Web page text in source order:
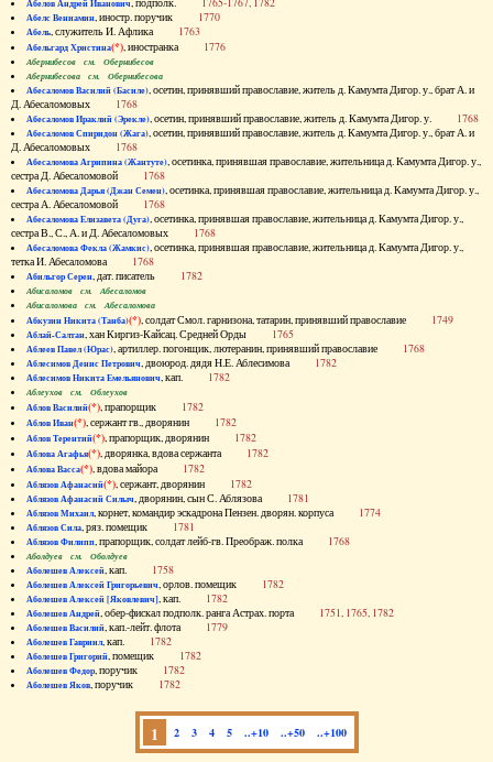
Абелов Андрей Иванович, подполк. 1765-1767, 1782
Абелс Вениамин, иностр. поручик 1770
Абель, служитель И. Афлика 1763
Абельгард Христина(*), иностранка 1776
Абернибесов см. Обернибесов
Абернибесова см. Обернибесова
Абесаломов Василий (Басиле), осетин, принявший православие, житель д. Камумта Дигор. у., брат А. и
Д. Абесаломовых 1768
Абесаломов Ираклий (Эрекле), осетин, принявший православие, житель д. Камумта Дигор. у. 1768
Абесаломов Спиридон (Жага), осетин, принявший православие, житель д. Камумта Дигор. у., брат А. и
Д. Абесаломовых 1768
Абесаломова Агрипина (Жантуте), осетинка, принявшая православие, жительница д. Камумта Дигор. у.,
сестра Д. Абесаломовой 1768
Абесаломова Дарья (Джан Семен), осетинка, принявшая православие, жительница д. Камумта Дигор. у.,
сестра А. Абесаломовой 1768
Абесаломова Елизавета (Дуга), осетинка, принявшая православие, жительница д. Камумта Дигор. у.,
сестра В., С., А. и Д. Абесаломовых 1768
Абесаломова Фекла (Жамкис), осетинка, принявшая православие, жительница д. Камумта Дигор. у.,
тетка И. Абесаломова 1768
Абильгор Серен, дат. писатель 1782
Абисаломов см. Абесаломов
Абисаломова см. Абесаломова
Абкузин Никита (Танба)(*), солдат Смол. гарнизона, татарин, принявший православие 1749
Аблай-Салтан, хан Киргиз-Кайсац. Средней Орды 1765
Аблеев Павел (Юрас), артиллер. погонщик, лютеранин, принявший православие 1768
Аблесимов Денис Петрович, двоюрод. дядя Н.Е. Аблесимова 1782
Аблесимов Никита Емельянович, кап. 1782
Аблеухов см. Облеухов
Аблов Василий(*), прапорщик 1782
Аблов Иван(*), сержант гв., дворянин 1782
Аблов Терентий(*), прапорщик, дворянин 1782
Аблова Агафья(*), дворянка, вдова сержанта 1782
Аблова Васса(*), вдова майора 1782
Аблязов Афанасий(*), сержант, дворянин 1782
Аблязов Афанасий Силыч, дворянин, сын С. Аблязова 1781
Аблязов Михаил, корнет, командир эскадрона Пензен. дворян. корпуса 1774
Аблязов Сила, ряз. помещик 1781
Аблязов Филипп, прапорщик, солдат лейб-гв. Преображ. полка 1768
Аболдуев см. Оболдуев
Аболешев Алексей, кап. 1758
Аболешев Алексей Григорьевич, орлов. помещик 1782
Аболешев Алексей [Яковлевич], кап. 1782
Аболешев Андрей, обер-фискал подполк. ранга Астрах. порта 1751, 1765, 1782
Аболешев Василий, кап.-лейт. флота 1779
Аболешев Гавриил, кап. 1782
Аболешев Григорий, помещик 1782
Аболешев Федор, поручик 1782
Аболешев Яков, поручик 1782
1 2 3 4 5 ..+10 ..+50 ..+100